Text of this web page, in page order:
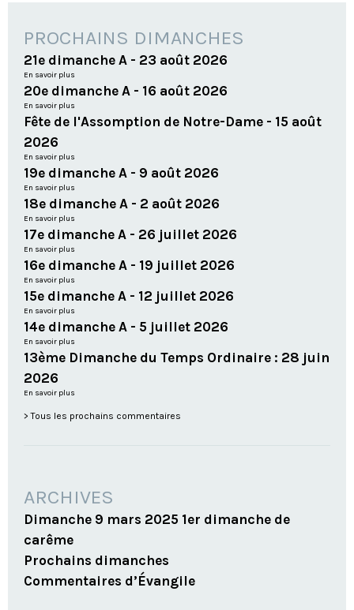
PROCHAINS DIMANCHES
21e dimanche A - 23 août 2026
En savoir plus
20e dimanche A - 16 août 2026
En savoir plus
Fête de l'Assomption de Notre-Dame - 15 août
2026
En savoir plus
19e dimanche A - 9 août 2026
En savoir plus
18e dimanche A - 2 août 2026
En savoir plus
17e dimanche A - 26 juillet 2026
En savoir plus
16e dimanche A - 19 juillet 2026
En savoir plus
15e dimanche A - 12 juillet 2026
En savoir plus
14e dimanche A - 5 juillet 2026
En savoir plus
13ème Dimanche du Temps Ordinaire : 28 juin
2026
En savoir plus
Tous les prochains commentaires
ARCHIVES
Dimanche 9 mars 2025 1er dimanche de
carême
Prochains dimanches
Commentaires d’Évangile